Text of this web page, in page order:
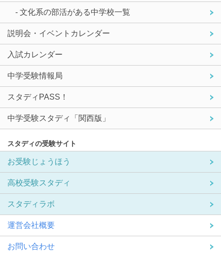
- 文化系の部活がある中学校一覧
説明会・イベントカレンダー
入試カレンダー
中学受験情報局
スタディPASS！
中学受験スタディ「関西版」
スタディの受験サイト
お受験じょうほう
高校受験スタディ
スタディラボ
運営会社概要
お問い合わせ